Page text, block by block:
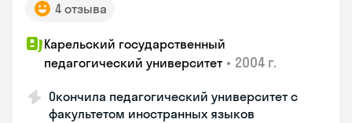
4 отзыва
Карельский государственный
педагогический университет • 2004 г.
Окончила педагогический университет с
факультетом иностранных языков